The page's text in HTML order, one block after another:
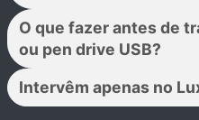
O que fazer antes de
ou pen drive USB?
Intervêm apenas no